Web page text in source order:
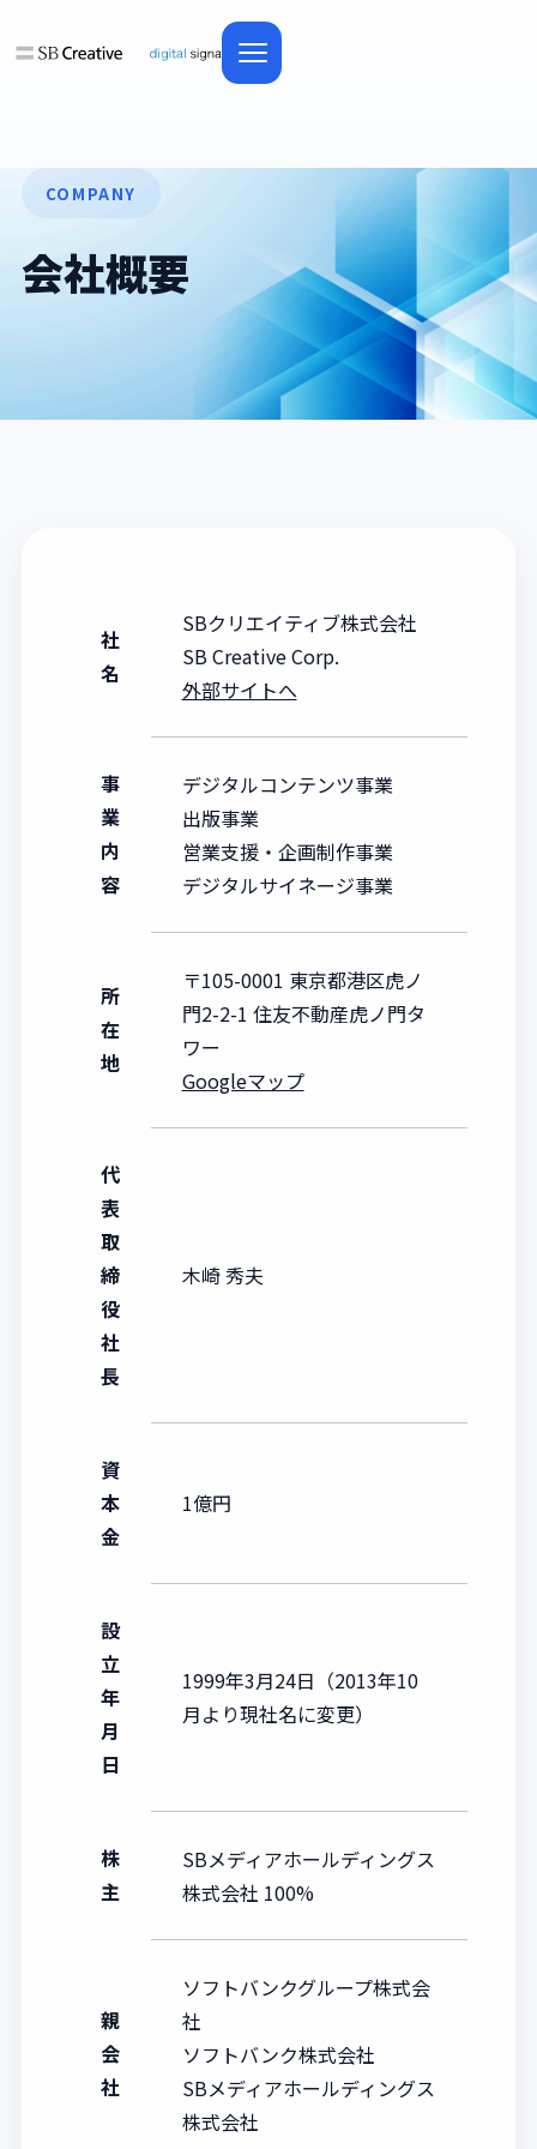
COMPANY
会社概要
社
名
SBクリエイティブ株式会社
SB Creative Corp.
外部サイトへ
事
業
内
容
デジタルコンテンツ事業
出版事業
営業支援・企画制作事業
デジタルサイネージ事業
所
在
地
〒105-0001 東京都港区虎ノ
門2-2-1 住友不動産虎ノ門タ
ワー
Googleマップ
代
表
取
締
役
社
長
木崎 秀夫
資
本
金
1億円
設
立
年
月
日
1999年3月24日（2013年10
月より現社名に変更）
株
主
SBメディアホールディングス
株式会社 100%
親
会
社
ソフトバンクグループ株式会
社
ソフトバンク株式会社
SBメディアホールディングス
株式会社